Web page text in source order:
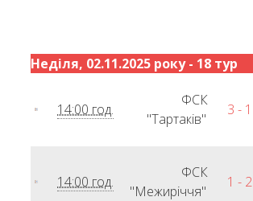
Неділя, 02.11.2025 року - 18 тур
14:00 год.
ФСК
"Тартаків"
3 - 1
14:00 год.
ФСК
"Межиріччя"
1 - 2